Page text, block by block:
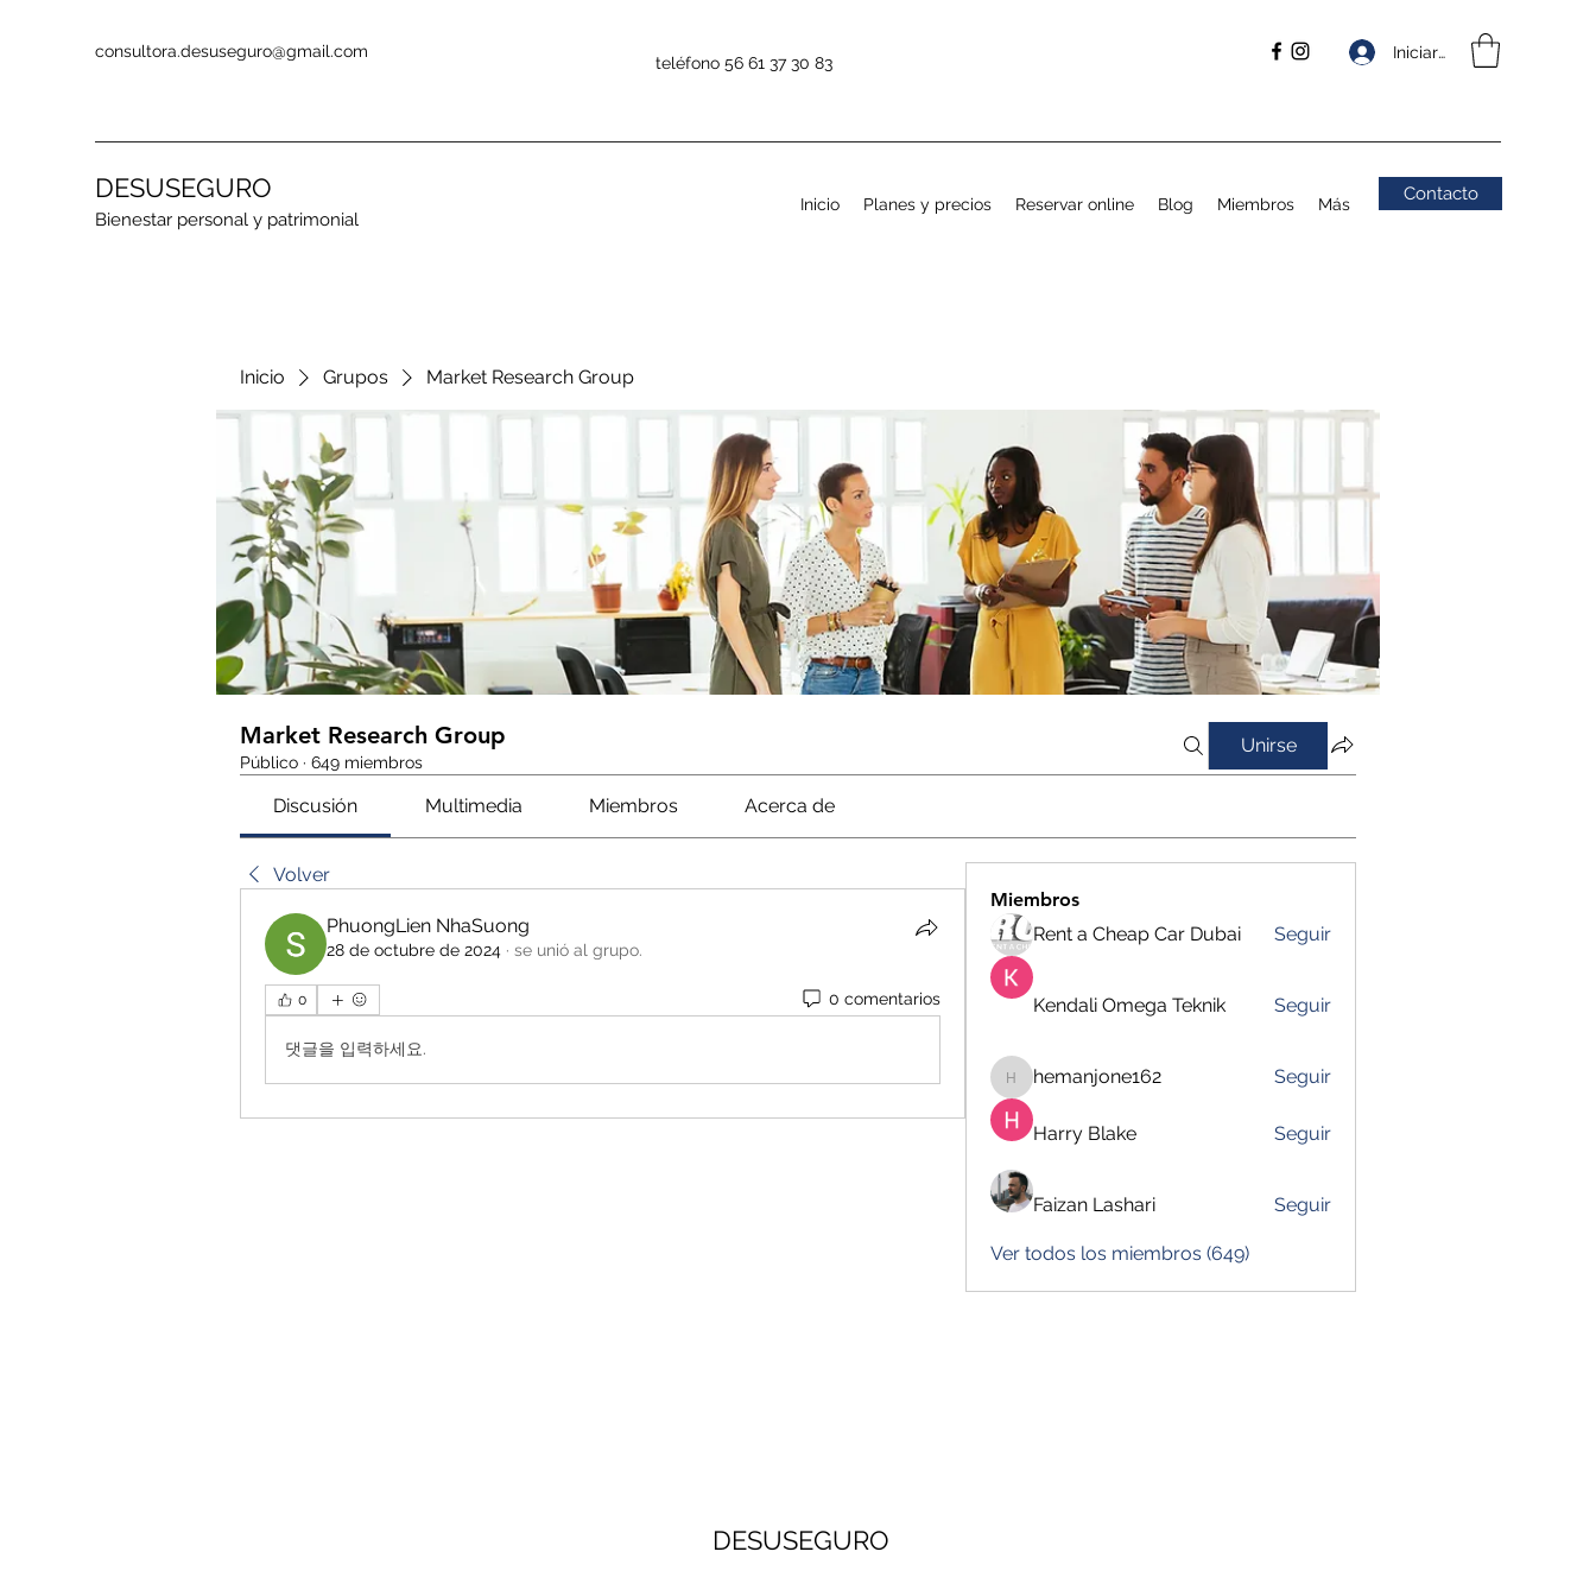
consultora.desuseguro@gmail.com Iniciar sesión
teléfono 56 61 37 30 83
DESUSEGURO
Bienestar personal y patrimonial
Inicio Planes y precios Reservar online Blog Miembros Más Contacto
Inicio Grupos Market Research Group
Market Research Group
Público · 649 miembros
Unirse
Discusión Multimedia Miembros Acerca de
Volver
PhuongLien NhaSuong
28 de octubre de 2024 · se unió al grupo.
0 0 comentarios
댓글을 입력하세요.
Miembros
Rent a Cheap Car Dubai
Seguir
Kendali Omega Teknik Seguir
hemanjone162
hemanjone162 Seguir
Harry Blake Seguir
Faizan Lashari Seguir
Ver todos los miembros (649)
DESUSEGURO